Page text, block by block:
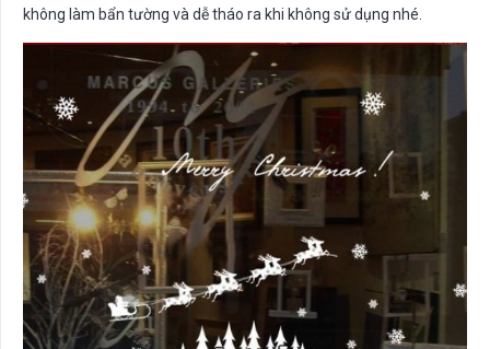
không làm bẩn tường và dễ tháo ra khi không sử dụng nhé.